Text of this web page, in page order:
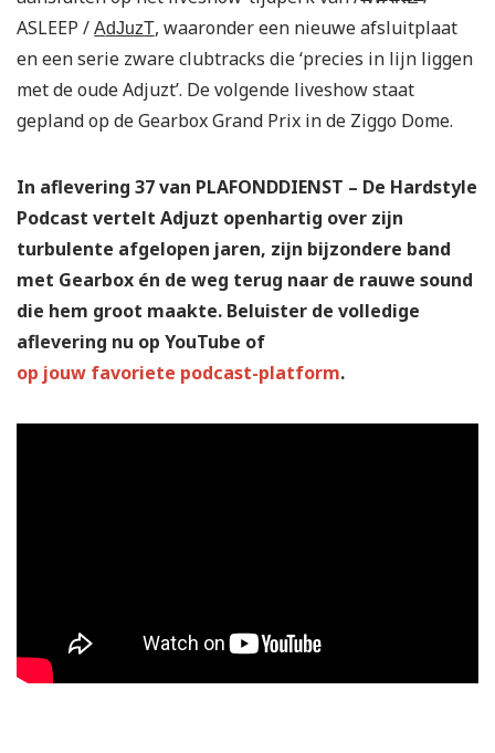
ASLEEP / A̲d̲J̲u̲z̲T̲, waaronder een nieuwe afsluitplaat
en een serie zware clubtracks die ‘precies in lijn liggen
met de oude Adjuzt’. De volgende liveshow staat
gepland op de Gearbox Grand Prix in de Ziggo Dome.
In aflevering 37 van PLAFONDDIENST – De Hardstyle
Podcast vertelt Adjuzt openhartig over zijn
turbulente afgelopen jaren, zijn bijzondere band
met Gearbox én de weg terug naar de rauwe sound
die hem groot maakte. Beluister de volledige
aflevering nu op YouTube of
op jouw favoriete podcast-platform.